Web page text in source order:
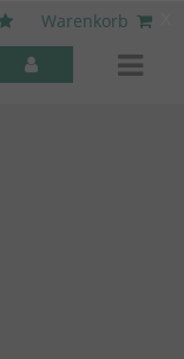
Warenkorb